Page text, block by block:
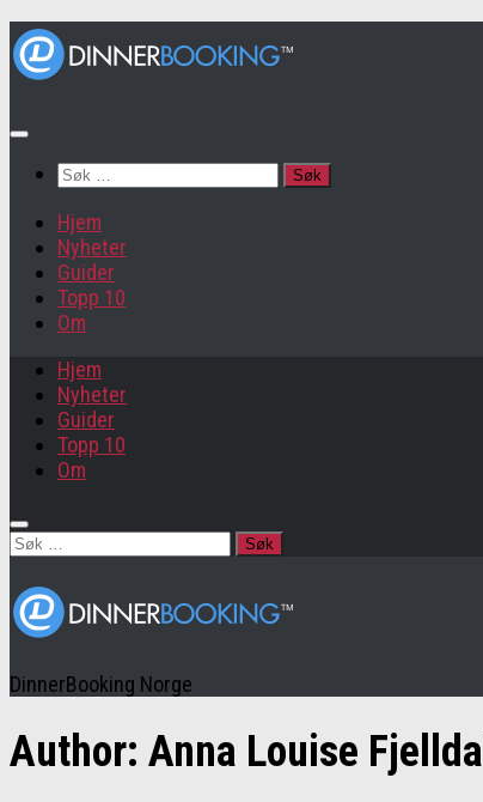
Søk
Hjem
Nyheter
Guider
Topp 10
Om
Hjem
Nyheter
Guider
Topp 10
Om
Søk
DinnerBooking Norge
Author: Anna Louise Fjelldal